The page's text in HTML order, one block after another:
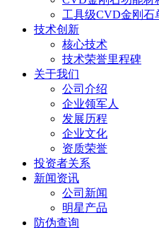
工具级CVD金刚石
技术创新
核心技术
技术荣誉里程碑
关于我们
公司介绍
企业领军人
发展历程
企业文化
资质荣誉
投资者关系
新闻资讯
公司新闻
明星产品
防伪查询